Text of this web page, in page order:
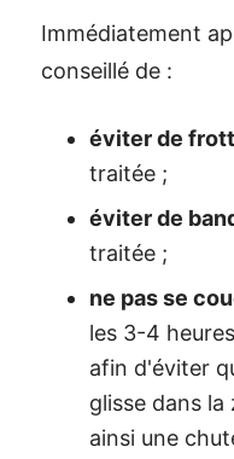
Immédiatement
conseillé de :
éviter de
traitée ;
éviter de
traitée ;
ne pas se
les 3-4
afin d'éviter
glisse dans
ainsi une